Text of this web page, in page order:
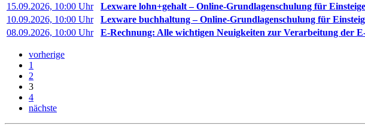
15.09.2026, 10:00 Uhr
Lexware lohn+gehalt – Online-Grundlagenschulung für
10.09.2026, 10:00 Uhr
Lexware buchhaltung – Online-Grundlagenschulung für
08.09.2026, 10:00 Uhr
E-Rechnung: Alle wichtigen Neuigkeiten zur Verarbeitung der
vorherige
1
2
3
4
nächste